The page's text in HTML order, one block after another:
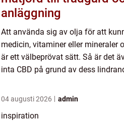
anläggning
Att använda sig av olja för att
medicin, vitaminer eller mineraler
är ett välbeprövat sätt. Så är det
inta CBD på grund av dess
kapslar kan ...
04 augusti 2026 admin
inspiration